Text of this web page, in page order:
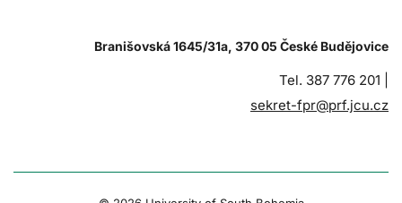
Branišovská 1645/31a, 370 05 České Budějovice
Tel. 387 776 201 |
sekret-fpr@prf.jcu.cz